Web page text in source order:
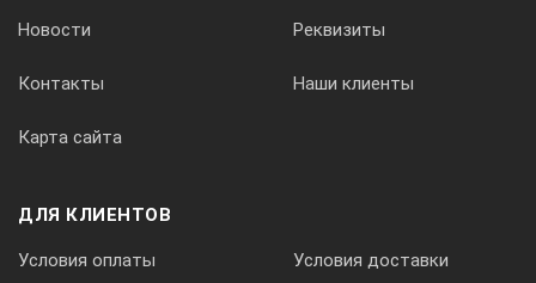
Гарантийный талон
Футляр для переноски
Новости Реквизиты
Контакты Наши клиенты
Карта сайта
ДЛЯ КЛИЕНТОВ
Условия оплаты Условия доставки